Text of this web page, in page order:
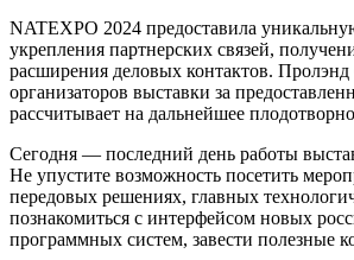
NATEXPO 2024 предоставила
укрепления партнерских связей,
расширения деловых контактов. Пролэнд
организаторов выставки за
рассчитывает на дальнейшее
Сегодня — последний день работы
Не упустите возможность посетить
передовых решениях, главных
познакомиться с интерфейсом новых
программных систем, завести полезные